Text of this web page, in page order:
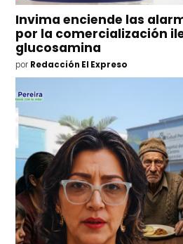
Invima enciende las
por la comercialización
glucosamina
por Redacción El Expreso